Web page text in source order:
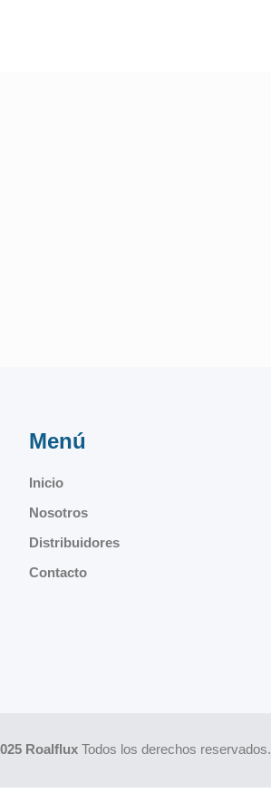
Menú
Inicio
Nosotros
Distribuidores
Contacto
Roalflux Todos los derechos reservados.